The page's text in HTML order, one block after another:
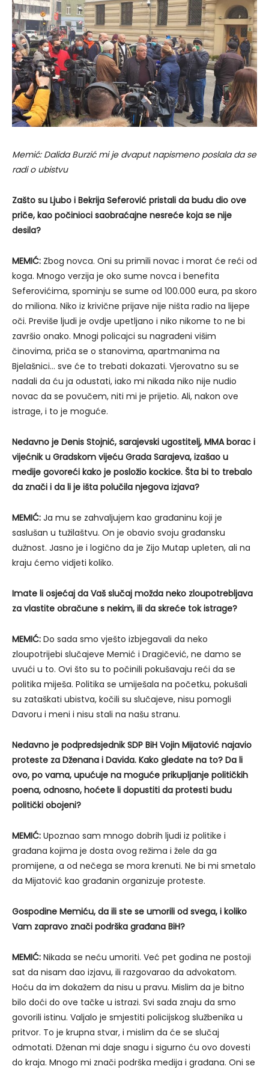
Memić: Dalida Burzić mi je dvaput napismeno poslala da se
radi o ubistvu
Zašto su Ljubo i Bekrija Seferović pristali da budu dio ove
priče, kao počinioci saobraćajne nesreće koja se nije
desila?
MEMIĆ: Zbog novca. Oni su primili novac i morat će reći od
koga. Mnogo verzija je oko sume novca i benefita
Seferovićima, spominju se sume od 100.000 eura, pa skoro
do miliona. Niko iz krivične prijave nije ništa radio na lijepe
oči. Previše ljudi je ovdje upetljano i niko nikome to ne bi
završio onako. Mnogi policajci su nagrađeni višim
činovima, priča se o stanovima, apartmanima na
Bjelašnici… sve će to trebati dokazati. Vjerovatno su se
nadali da ću ja odustati, iako mi nikada niko nije nudio
novac da se povučem, niti mi je prijetio. Ali, nakon ove
istrage, i to je moguće.
Nedavno je Denis Stojnić, sarajevski ugostitelj, MMA borac i
vijećnik u Gradskom vijeću Grada Sarajeva, izašao u
medije govoreći kako je posložio kockice. Šta bi to trebalo
da znači i da li je išta polučila njegova izjava?
MEMIĆ: Ja mu se zahvaljujem kao građaninu koji je
saslušan u tužilaštvu. On je obavio svoju građansku
dužnost. Jasno je i logično da je Zijo Mutap upleten, ali na
kraju ćemo vidjeti koliko.
Imate li osjećaj da Vaš slučaj možda neko zloupotrebljava
za vlastite obračune s nekim, ili da skreće tok istrage?
MEMIĆ: Do sada smo vješto izbjegavali da neko
zloupotrijebi slučajeve Memić i Dragičević, ne damo se
uvući u to. Ovi što su to počinili pokušavaju reći da se
politika miješa. Politika se umiješala na početku, pokušali
su zataškati ubistva, kočili su slučajeve, nisu pomogli
Davoru i meni i nisu stali na našu stranu.
Nedavno je podpredsjednik SDP BiH Vojin Mijatović najavio
proteste za Dženana i Davida. Kako gledate na to? Da li
ovo, po vama, upućuje na moguće prikupljanje političkih
poena, odnosno, hoćete li dopustiti da protesti budu
politički obojeni?
MEMIĆ: Upoznao sam mnogo dobrih ljudi iz politike i
građana kojima je dosta ovog režima i žele da ga
promijene, a od nečega se mora krenuti. Ne bi mi smetalo
da Mijatović kao građanin organizuje proteste.
Gospodine Memiću, da ili ste se umorili od svega, i koliko
Vam zapravo znači podrška građana BiH?
MEMIĆ: Nikada se neću umoriti. Već pet godina ne postoji
sat da nisam dao izjavu, ili razgovarao da advokatom.
Hoću da im dokažem da nisu u pravu. Mislim da je bitno
bilo doći do ove tačke u istrazi. Svi sada znaju da smo
govorili istinu. Valjalo je smjestiti policijskog službenika u
pritvor. To je krupna stvar, i mislim da će se slučaj
odmotati. Dženan mi daje snagu i sigurno ću ovo dovesti
do kraja. Mnogo mi znači podrška medija i građana. Oni se